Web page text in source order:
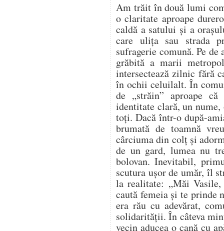
Am trăit în două lumi
o claritate aproape
caldă a satului și a
care ulița sau strada
sufragerie comună. Pe
grăbită a marii
intersectează zilnic fără
în ochii celuilalt. În
de „străin” aproape
identitate clară, un
toți. Dacă într-o după-
brumată de toamnă
cârciuma din colț și
de un gard, lumea nu
bolovan. Inevitabil,
scutura ușor de umăr, îl
la realitate: „Măi
caută femeia și te prinde
era rău cu adevărat,
solidarității. În câteva
vecin aducea o cană cu